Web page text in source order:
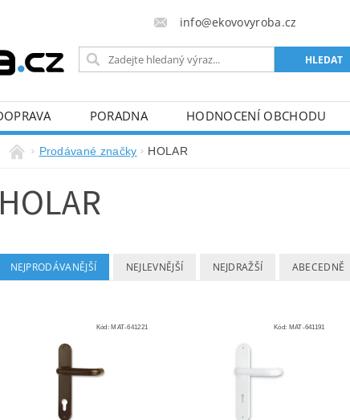
info@ekovovyroba.cz
PORADNA HODNOCENÍ OBCHODU
Prodávané značky HOLAR
HOLAR
NEJPRODÁVANĚJŠÍ NEJLEVNĚJŠÍ NEJDRAŽŠÍ ABECEDNĚ
Kód:MAT-641221 Kód: MAT-641191